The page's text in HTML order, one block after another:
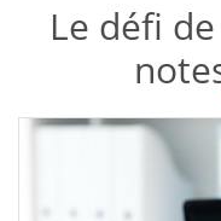
Le défi